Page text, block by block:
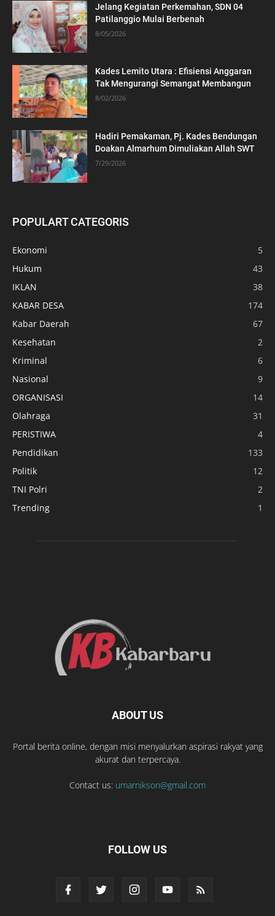
Jelang Kegiatan Perkemahan, SDN 04
Patilanggio Mulai Berbenah
8/05/2026
Kades Lemito Utara : Efisiensi Anggaran
Tak Mengurangi Semangat Membangun
8/02/2026
Hadiri Pemakaman, Pj. Kades Bendungan
Doakan Almarhum Dimuliakan Allah SWT
7/29/2026
POPULART CATEGORIS
Ekonomi
5
Hukum
43
IKLAN
38
KABAR DESA
174
Kabar Daerah
67
Kesehatan
2
Kriminal
6
Nasional
9
ORGANISASI
14
Olahraga
31
PERISTIWA
4
Pendidikan
133
Politik
12
TNI Polri
2
Trending
1
ABOUT US
Portal berita online, dengan misi menyalurkan aspirasi rakyat yang
akurat dan terpercaya.
Contact us: umarnikson@gmail.com
FOLLOW US